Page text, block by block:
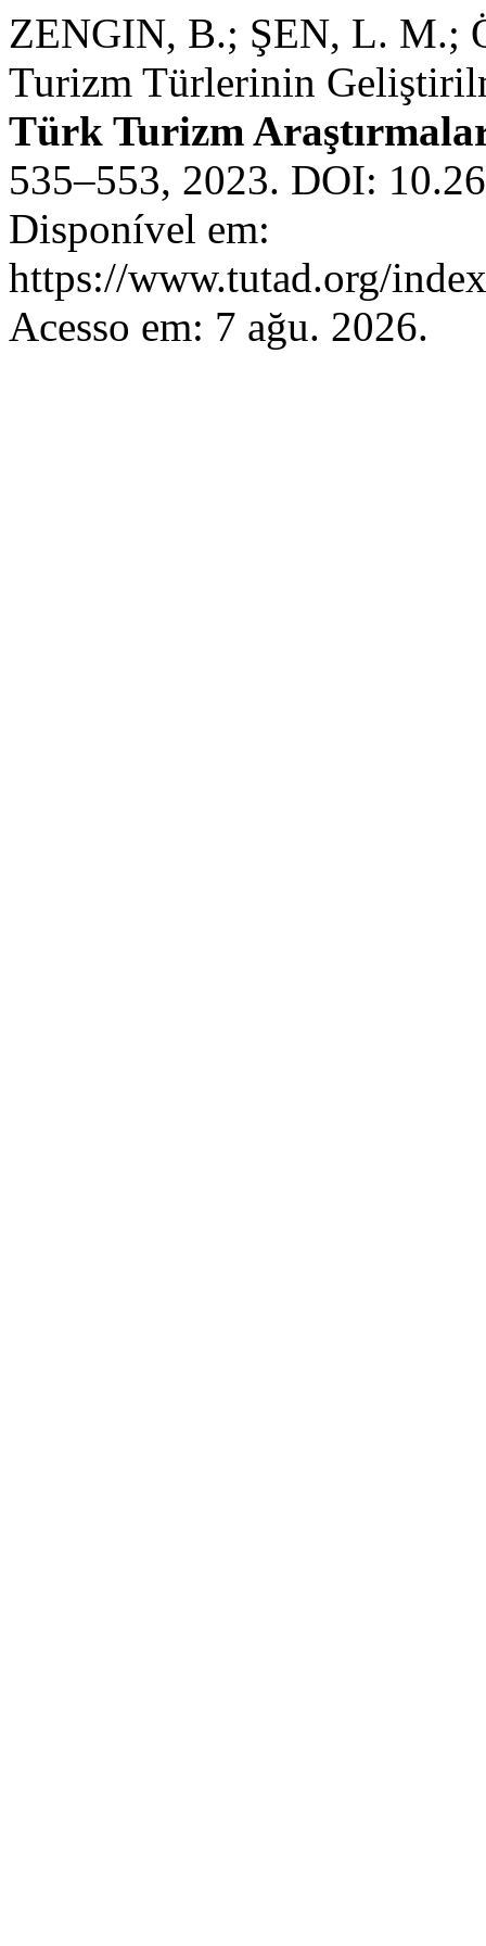
ZENGIN, B.; ŞEN, L. M.;
Turizm Türlerinin
Türk Turizm
535–553, 2023. DOI:
Disponível em:
https://www.tutad.org/
Acesso em: 7 ağu. 2026.